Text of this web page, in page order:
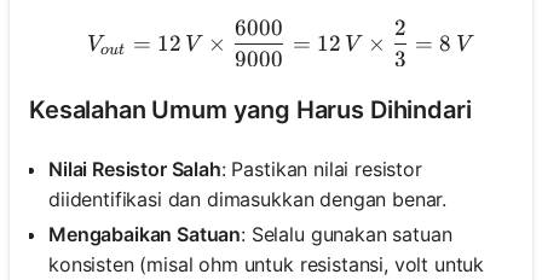
V_{out} = 12 \, V
Vout = 12 V ×
9000
6000
= 12 V ×
3
2
= 8 V
Kesalahan Umum yang Harus Dihindari
Nilai Resistor Salah: Pastikan nilai resistor
diidentifikasi dan dimasukkan dengan benar.
Mengabaikan Satuan: Selalu gunakan satuan
konsisten (misal ohm untuk resistansi, volt untuk